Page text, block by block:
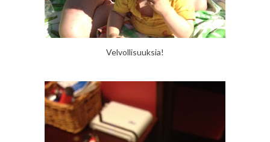
Velvollisuuksia!